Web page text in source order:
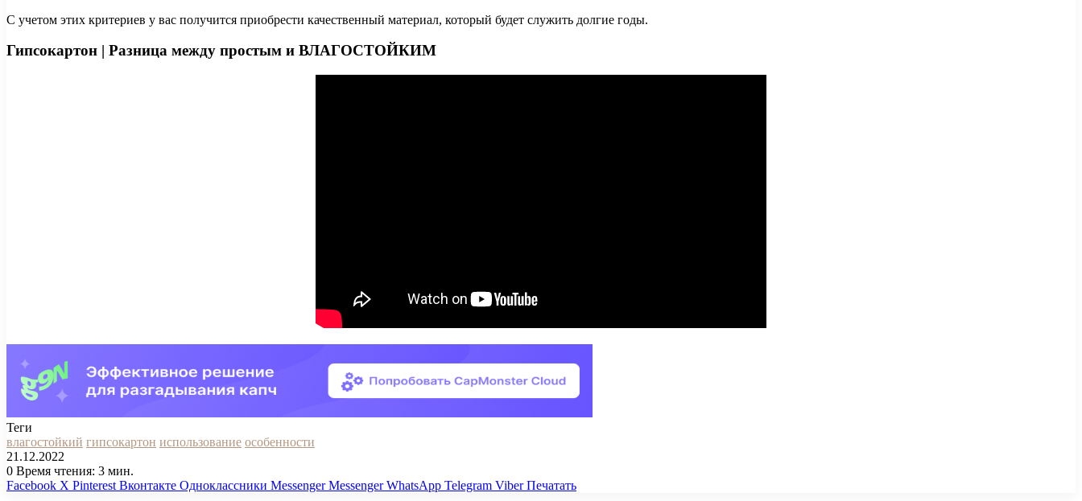
С учетом этих критериев у вас получится приобрести качественный материал, который будет служить долгие годы.
Гипсокартон | Разница между простым и ВЛАГОСТОЙКИМ
Теги
влагостойкий гипсокартон использование особенности
21.12.2022
0 Время чтения: 3 мин.
Facebook X Pinterest Вконтакте Одноклассники Messenger Messenger WhatsApp Telegram Viber Печатать